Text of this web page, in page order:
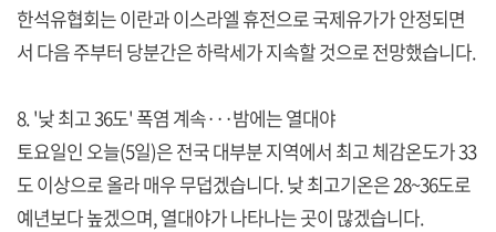
한석유협회는 이란과 이스라엘 휴전으로 국제유가가 안정되면
서 다음 주부터 당분간은 하락세가 지속할 것으로 전망했습니다.
8. '낮 최고 36도' 폭염 계속···밤에는 열대야
토요일인 오늘(5일)은 전국 대부분 지역에서 최고 체감온도가 33
도 이상으로 올라 매우 무덥겠습니다. 낮 최고기온은 28~36도로
예년보다 높겠으며, 열대야가 나타나는 곳이 많겠습니다.